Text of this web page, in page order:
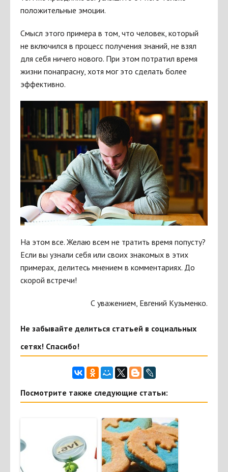
положительные эмоции.
Смысл этого примера в том, что человек, который
не включился в процесс получения знаний, не взял
для себя ничего нового. При этом потратил время
жизни понапрасну, хотя мог это сделать более
эффективно.
На этом все. Желаю всем не тратить время попусту?
Если вы узнали себя или своих знакомых в этих
примерах, делитесь мнением в комментариях. До
скорой встречи!
С уважением, Евгений Кузьменко.
Не забывайте делиться статьей в социальных
сетях! Спасибо!
Посмотрите также следующие статьи: